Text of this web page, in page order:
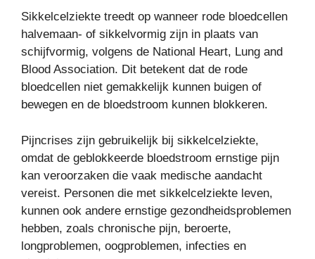
Sikkelcelziekte treedt op wanneer rode bloedcellen
halvemaan- of sikkelvormig zijn in plaats van
schijfvormig, volgens de National Heart, Lung and
Blood Association. Dit betekent dat de rode
bloedcellen niet gemakkelijk kunnen buigen of
bewegen en de bloedstroom kunnen blokkeren.
Pijncrises zijn gebruikelijk bij sikkelcelziekte,
omdat de geblokkeerde bloedstroom ernstige pijn
kan veroorzaken die vaak medische aandacht
vereist. Personen die met sikkelcelziekte leven,
kunnen ook andere ernstige gezondheidsproblemen
hebben, zoals chronische pijn, beroerte,
longproblemen, oogproblemen, infecties en